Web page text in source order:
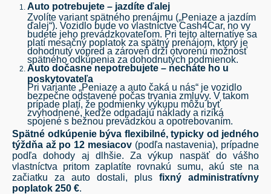
Auto potrebujete – jazdíte ďalej
Zvolíte variant spätného prenájmu („Peniaze a jazdím
ďalej“). Vozidlo bude vo vlastníctve Cash4Car, no vy
budete jeho prevádzkovateľom. Pri tejto alternatíve sa
platí mesačný poplatok za spätný prenájom, ktorý je
dohodnutý vopred a zároveň drží otvorenú možnosť
spätného odkúpenia za dohodnutých podmienok.
Auto dočasne nepotrebujete – necháte ho u
poskytovateľa
Pri variante „Peniaze a auto čaká u nás“ je vozidlo
bezpečne odstavené počas trvania zmluvy. V takom
prípade platí, že podmienky výkupu môžu byť
zvýhodnené, keďže odpadajú náklady a riziká
spojené s bežnou prevádzkou a opotrebovaním.
Spätné odkúpenie býva flexibilné, typicky od jedného
týždňa až po 12 mesiacov(podľa nastavenia), prípadne
podľa dohody aj dlhšie. Za výkup naspäť do vášho
vlastníctva pritom zaplatíte rovnakú sumu, akú ste na
začiatku za auto dostali, plus fixný administratívny
poplatok 250 €.